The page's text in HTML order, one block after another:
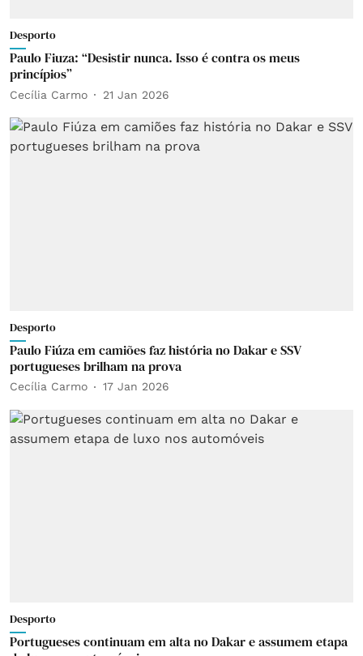
Desporto
Paulo Fiuza: “Desistir nunca. Isso é contra os meus
princípios”
Cecília Carmo 21 Jan 2026
Desporto
Paulo Fiúza em camiões faz história no Dakar e SSV
portugueses brilham na prova
Cecília Carmo 17 Jan 2026
Desporto
Portugueses continuam em alta no Dakar e assumem etapa